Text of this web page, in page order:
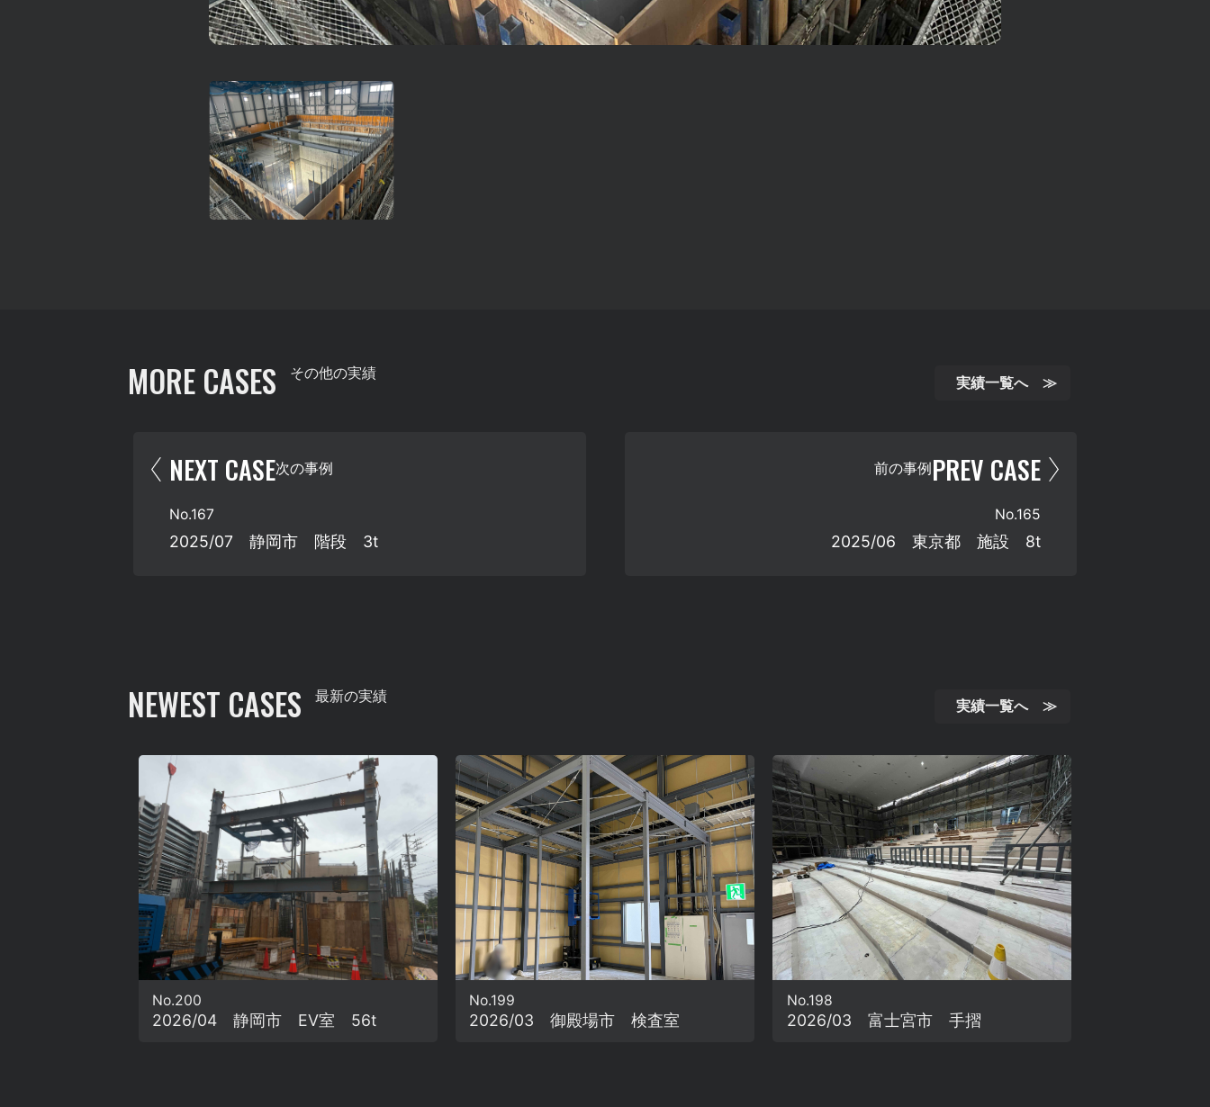
MORE CASES その他の実績
NEXT CASE次の事例
No.167
2025/07 静岡市 階段 3t
前の事例 PREV CASE
No.165
2025/06 東京都 施設 8t
実績一覧へ ≫
NEWEST CASES 最新の実績
No.200
2026/04 静岡市 EV室 56t
No.199
2026/03 御殿場市 検査室
No.198
2026/03 富士宮市 手摺
実績一覧へ ≫